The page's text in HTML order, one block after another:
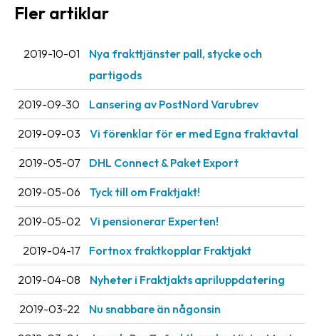
Fler artiklar
2019-10-01
Nya frakttjänster pall, stycke och
partigods
2019-09-30 Lansering av PostNord Varubrev
2019-09-03 Vi förenklar för er med Egna fraktavtal
2019-05-07 DHL Connect & Paket Export
2019-05-06 Tyck till om Fraktjakt!
2019-05-02 Vi pensionerar Experten!
2019-04-17 Fortnox fraktkopplar Fraktjakt
2019-04-08 Nyheter i Fraktjakts apriluppdatering
2019-03-22 Nu snabbare än någonsin